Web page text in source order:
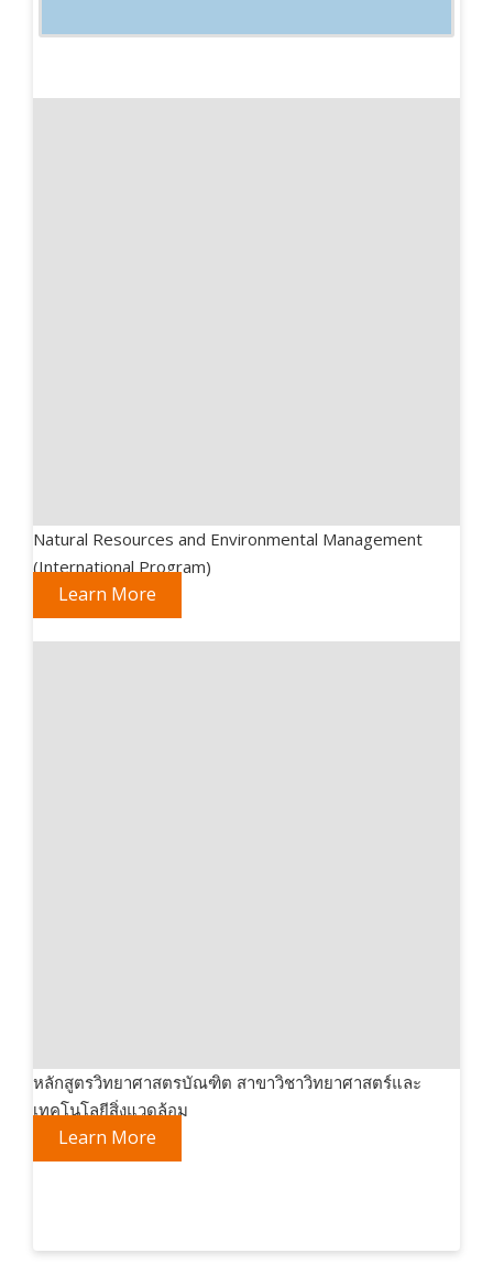
Natural Resources and Environmental Management
(International Program)
Learn More
หลักสูตรวิทยาศาสตรบัณฑิต สาขาวิชาวิทยาศาสตร์และ
เทคโนโลยีสิ่งแวดล้อม
Learn More